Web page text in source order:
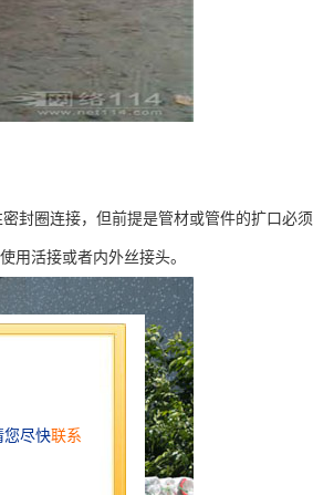
封圈连接，但前提是管材或管件的扩口必须
用活接或者内外丝接头。